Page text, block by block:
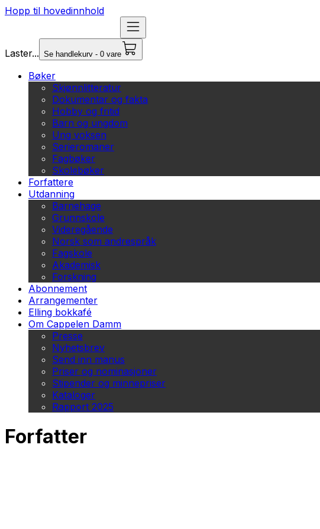
Hopp til hovedinnhold
Laster... Se handlekurv - 0 vare
Bøker
Skjønnlitteratur
Dokumentar og fakta
Hobby og fritid
Barn og ungdom
Ung voksen
Serieromaner
Fagbøker
Skolebøker
Forfattere
Utdanning
Barnehage
Grunnskole
Videregående
Norsk som andrespråk
Fagskole
Akademisk
Forskning
Abonnement
Arrangementer
Elling bokkafé
Om Cappelen Damm
Presse
Nyhetsbrev
Send inn manus
Priser og nominasjoner
Stipender og minnepriser
Kataloger
Rapport 2025
Forfatter